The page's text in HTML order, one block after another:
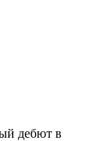
дебют в